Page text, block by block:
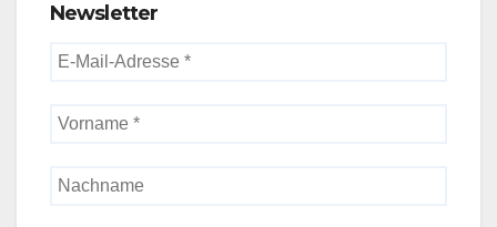
Newsletter